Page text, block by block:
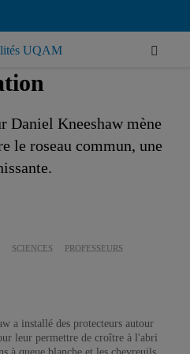
tourbière
Daniel Kneeshaw mène
le roseau commun, une
SCIENCES PROFESSEURS
a installé des protecteurs autour
leur permettre de croître à l'abri